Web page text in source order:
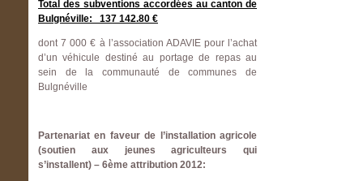
Total des subventions accordées au canton de
Bulgnéville: 137 142.80 €
dont 7 000 € à l’association ADAVIE pour l’achat
d’un véhicule destiné au portage de repas au
sein de la communauté de communes de
Bulgnéville
Partenariat en faveur de l’installation agricole
(soutien aux jeunes agriculteurs qui
s’installent) – 6ème attribution 2012: